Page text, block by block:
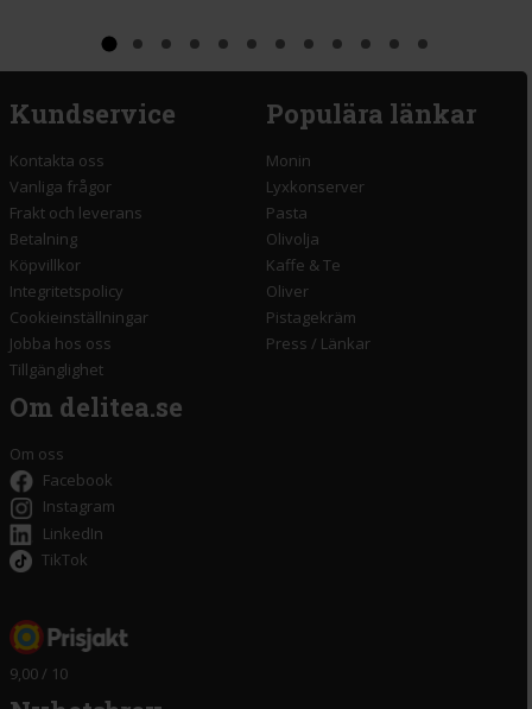
Kundservice
Kontakta oss
Vanliga frågor
Frakt och leverans
Betalning
Köpvillkor
Integritetspolicy
Cookieinställningar
Jobba hos oss
Tillgänglighet
Populära länkar
Monin
Lyxkonserver
Pasta
Olivolja
Kaffe & Te
Oliver
Pistagekräm
Press / Länkar
Om delitea.se
Om oss
Facebook
Instagram
LinkedIn
TikTok
9,00 / 10